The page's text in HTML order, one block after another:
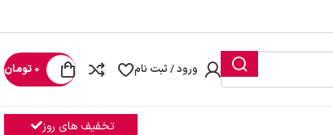
ورود / ثبت نام 0 تومان
تخفیف های روز